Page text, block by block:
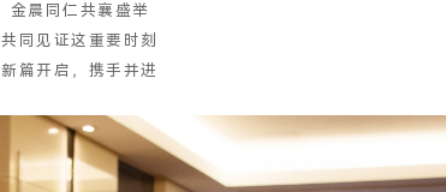
金晨同仁共襄盛举
共同见证这重要时刻
新篇开启，携手并进